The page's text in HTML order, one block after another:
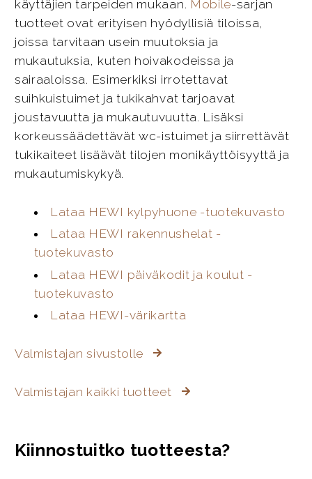
käyttäjien tarpeiden mukaan. Mobile-sarjan
tuotteet ovat erityisen hyödyllisiä tiloissa,
joissa tarvitaan usein muutoksia ja
mukautuksia, kuten hoivakodeissa ja
sairaaloissa. Esimerkiksi irrotettavat
suihkuistuimet ja tukikahvat tarjoavat
joustavuutta ja mukautuvuutta. Lisäksi
korkeussäädettävät wc-istuimet ja siirrettävät
tukikaiteet lisäävät tilojen monikäyttöisyyttä ja
mukautumiskykyä.
Lataa HEWI kylpyhuone -tuotekuvasto
Lataa HEWI rakennushelat -
tuotekuvasto
Lataa HEWI päiväkodit ja koulut -
tuotekuvasto
Lataa HEWI-värikartta
Valmistajan sivustolle
Valmistajan kaikki tuotteet
Kiinnostuitko tuotteesta?